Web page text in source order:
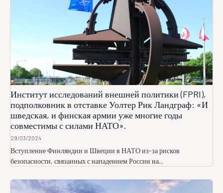
Институт исследований внешней политики (FPRI),
подполковник в отставке Уолтер Рик Ландграф: «И
шведская, и финская армии уже многие годы
совместимы с силами НАТО».
29/03/2024
Вступление Финляндии и Швеции в НАТО из-за рисков
безопасности, связанных с нападением России на...